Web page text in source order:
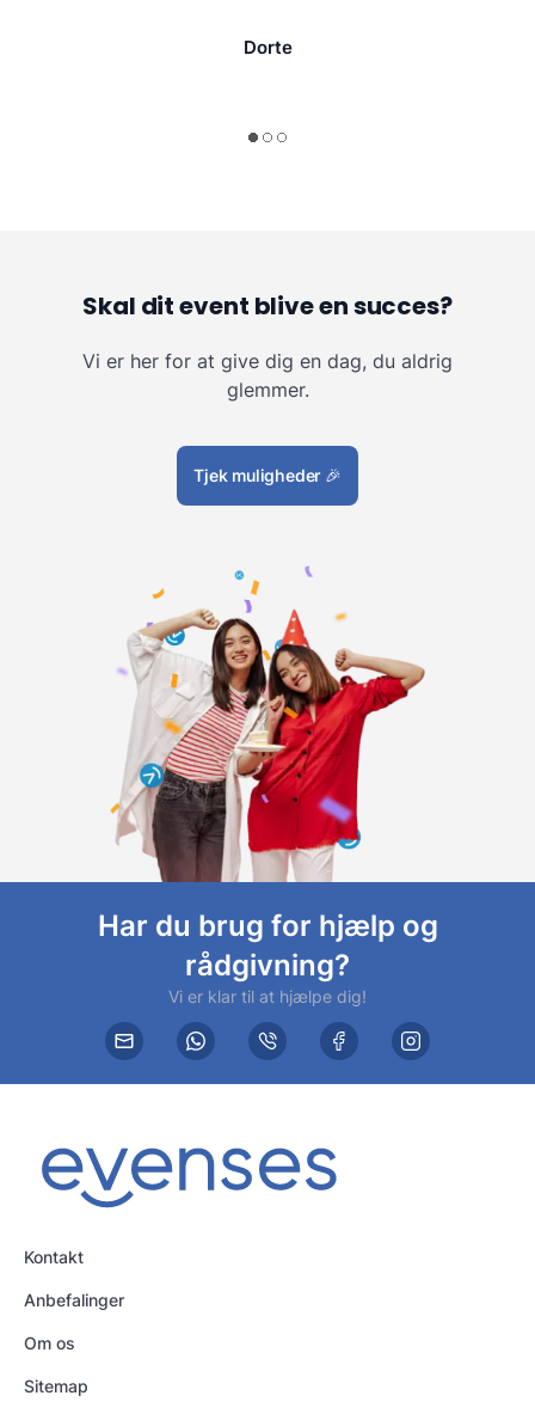
Dorte
Skal dit event blive en succes?
Vi er her for at give dig en dag, du aldrig
glemmer.
Tjek muligheder 🎉
Har du brug for hjælp og
rådgivning?
Vi er klar til at hjælpe dig!
Kontakt
Anbefalinger
Om os
Sitemap